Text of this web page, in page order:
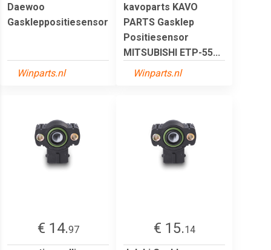
Daewoo
Gaskleppositiesensor
Winparts.nl
kavoparts KAVO
PARTS Gasklep
Positiesensor
MITSUBISHI ETP-55...
Winparts.nl
€ 14.97
€ 15.14